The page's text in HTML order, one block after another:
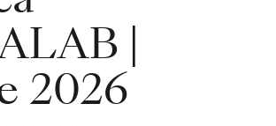
|
2026